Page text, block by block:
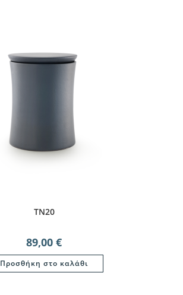
TN20
89,00 €
Προσθήκη στο καλάθι